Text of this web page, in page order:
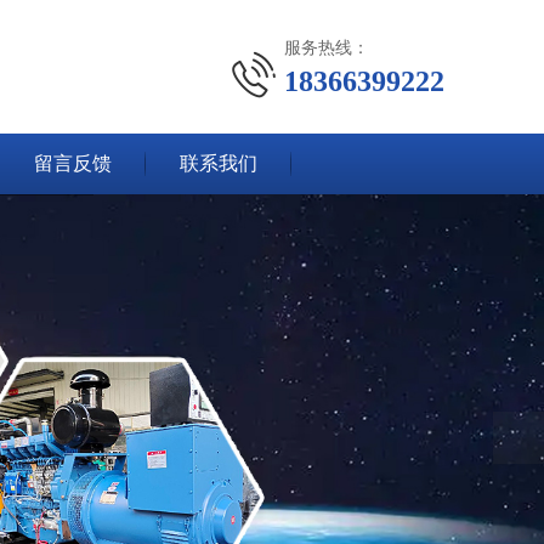
服务热线：
18366399222
留言反馈 联系我们